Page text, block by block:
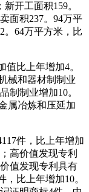
开工面积159。
面积237。94万平
。64万平方米，比
比上年增加4。
械和器材制制业
制制业增加10。
属冶炼和压延加
件，比上年增加
高价值发现专利
值发现专利具有
，比上年增加10。